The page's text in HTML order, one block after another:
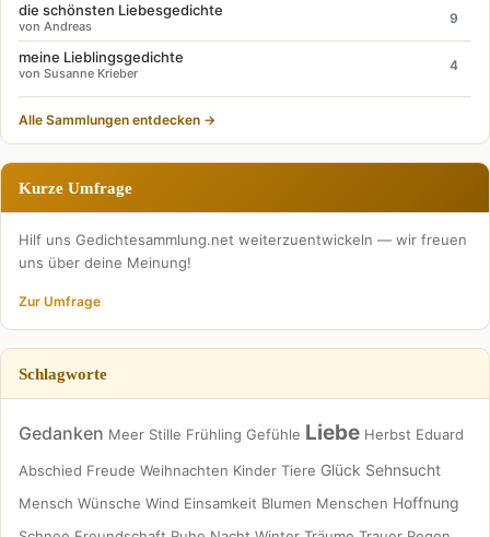
die schönsten Liebesgedichte
von Andreas
9
meine Lieblingsgedichte
von Susanne Krieber
4
Alle Sammlungen entdecken →
Kurze Umfrage
Hilf uns Gedichtesammlung.net weiterzuentwickeln — wir freuen
uns über deine Meinung!
Zur Umfrage
Schlagworte
Gedanken Meer Stille Frühling Gefühle Liebe Herbst Eduard
Abschied Freude Weihnachten Kinder Tiere Glück Sehnsucht
Mensch Wünsche Wind Einsamkeit Blumen Menschen Hoffnung